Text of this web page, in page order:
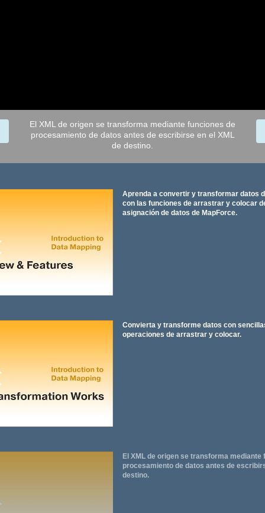
El XML de origen se transforma mediante funciones de
procesamiento de datos antes de escribirse en el XML
de destino.
Aprenda a convertir y transformar datos
con las funciones de arrastrar y colocar
asignación de datos de MapForce.
Convierta y transforme datos con
operaciones de arrastrar y colocar.
El XML de origen se transforma mediante
procesamiento de datos antes de
destino.